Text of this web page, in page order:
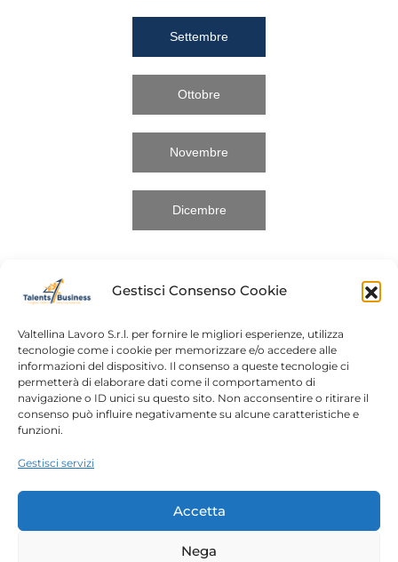
Gestisci Consenso Cookie
Valtellina Lavoro S.r.l. per fornire le migliori esperienze, utilizza
tecnologie come i cookie per memorizzare e/o accedere alle
informazioni del dispositivo. Il consenso a queste tecnologie ci
permetterà di elaborare dati come il comportamento di
navigazione o ID unici su questo sito. Non acconsentire o ritirare il
consenso può influire negativamente su alcune caratteristiche e
funzioni.
Gestisci servizi
Accetta
Nega
Settembre
Ottobre
Novembre
Dicembre
Home
Login
Chi siamo
Conosciamoci
Contatti
Autorizzazioni